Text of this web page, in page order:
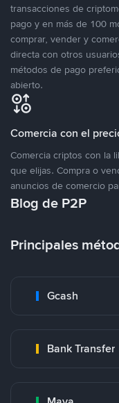
transacciones de
pago y en más de 100
comprar, vender y
directa con otros
métodos de pago
abierto.
Comercia con el
Comercia criptos con la
que elijas. Compra o
anuncios de comercio
Blog de P2P
Principales
Gcash
Bank Transfer